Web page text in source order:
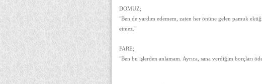
DOMUZ;
"Ben de yardım edemem, zaten her önüne gelen pamuk
etmez."
FARE;
"Ben bu işlerden anlamam. Ayrıca, sana verdiğim borçları